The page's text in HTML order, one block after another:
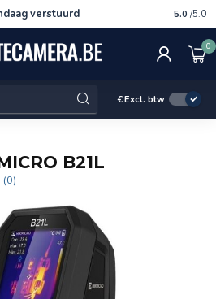
verstuurd Gratis
5.0 /5.0
0
€Excl. btw
B21L
(0)